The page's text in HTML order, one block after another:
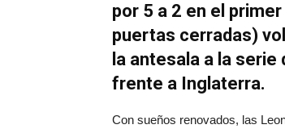
por 5 a 2 en el
puertas cerradas)
la antesala a la
frente a Inglaterra.
Con sueños renovados, las